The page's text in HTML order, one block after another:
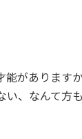
能があります
い、なんて方